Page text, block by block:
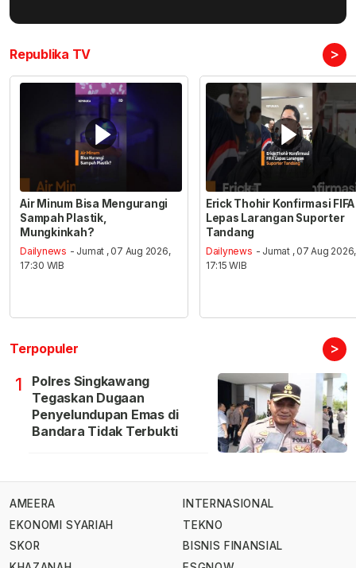
Republika TV >
Air Minum Bisa Mengurangi
Sampah Plastik,
Mungkinkah?
Dailynews - Jumat , 07 Aug 2026,
17:30 WIB
Erick Thohir Konfirmasi FIFA
Lepas Larangan Suporter
Tandang
Dailynews - Jumat , 07 Aug 2026,
17:15 WIB
Terpopuler >
1
Polres Singkawang
Tegaskan Dugaan
Penyelundupan Emas di
Bandara Tidak Terbukti
AMEERA
EKONOMI SYARIAH
SKOR
INTERNASIONAL
TEKNO
BISNIS FINANSIAL